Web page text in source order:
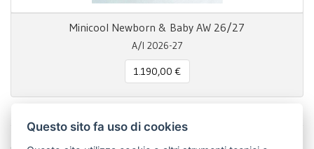
Minicool Newborn & Baby AW 26/27
A/I 2026-27
1.190,00 €
Questo sito fa uso di cookies